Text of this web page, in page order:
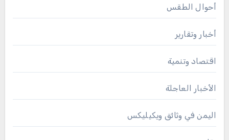
أحوال الطقس
أخبار وتقارير
اقتصاد وتنمية
الأخبار العاجلة
اليمن في وثائق ويكيليكس